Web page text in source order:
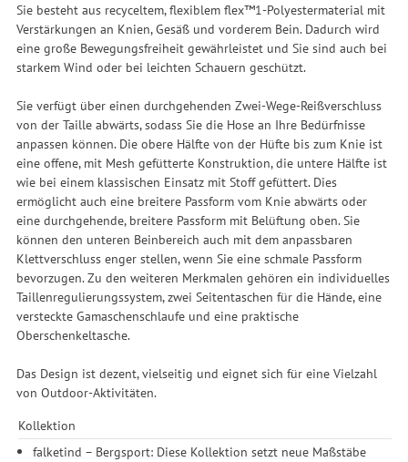
Sie besteht aus recyceltem, flexiblem flex™1-Polyestermaterial mit
Verstärkungen an Knien, Gesäß und vorderem Bein. Dadurch wird
eine große Bewegungsfreiheit gewährleistet und Sie sind auch bei
starkem Wind oder bei leichten Schauern geschützt.
Sie verfügt über einen durchgehenden Zwei-Wege-Reißverschluss
von der Taille abwärts, sodass Sie die Hose an Ihre Bedürfnisse
anpassen können. Die obere Hälfte von der Hüfte bis zum Knie ist
eine offene, mit Mesh gefütterte Konstruktion, die untere Hälfte ist
wie bei einem klassischen Einsatz mit Stoff gefüttert. Dies
ermöglicht auch eine breitere Passform vom Knie abwärts oder
eine durchgehende, breitere Passform mit Belüftung oben. Sie
können den unteren Beinbereich auch mit dem anpassbaren
Klettverschluss enger stellen, wenn Sie eine schmale Passform
bevorzugen. Zu den weiteren Merkmalen gehören ein individuelles
Taillenregulierungssystem, zwei Seitentaschen für die Hände, eine
versteckte Gamaschenschlaufe und eine praktische
Oberschenkeltasche.
Das Design ist dezent, vielseitig und eignet sich für eine Vielzahl
von Outdoor-Aktivitäten.
Kollektion
falketind – Bergsport: Diese Kollektion setzt neue Maßstäbe